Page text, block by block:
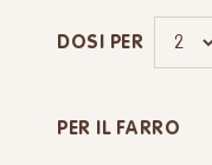
DOSI PER
PER IL FARRO